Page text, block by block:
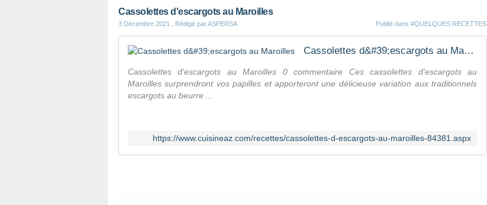
Cassolettes d'escargots au Maroilles
3 Décembre 2021 , Rédigé par ASPERSA Publié dans #QUELQUES RECETTES
Cassolettes d&#39;escargots au Maroilles
Cassolettes d'escargots au Maroilles 0 commentaire Ces cassolettes d'escargots au
Maroilles surprendront vos papilles et apporteront une délicieuse variation aux traditionnels
escargots au beurre ...
https://www.cuisineaz.com/recettes/cassolettes-d-escargots-au-maroilles-84381.aspx